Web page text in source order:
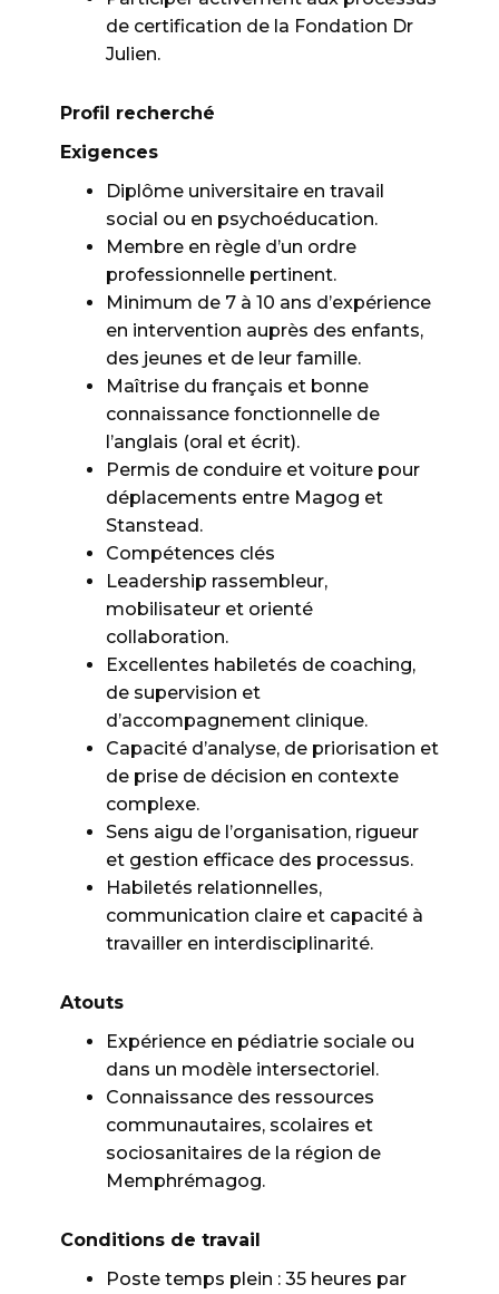
de certification de la Fondation Dr
Julien.
Profil recherché
Exigences
Diplôme universitaire en travail
social ou en psychoéducation.
Membre en règle d’un ordre
professionnelle pertinent.
Minimum de 7 à 10 ans d’expérience
en intervention auprès des enfants,
des jeunes et de leur famille.
Maîtrise du français et bonne
connaissance fonctionnelle de
l’anglais (oral et écrit).
Permis de conduire et voiture pour
déplacements entre Magog et
Stanstead.
Compétences clés
Leadership rassembleur,
mobilisateur et orienté
collaboration.
Excellentes habiletés de coaching,
de supervision et
d’accompagnement clinique.
Capacité d’analyse, de priorisation et
de prise de décision en contexte
complexe.
Sens aigu de l’organisation, rigueur
et gestion efficace des processus.
Habiletés relationnelles,
communication claire et capacité à
travailler en interdisciplinarité.
Atouts
Expérience en pédiatrie sociale ou
dans un modèle intersectoriel.
Connaissance des ressources
communautaires, scolaires et
sociosanitaires de la région de
Memphrémagog.
Conditions de travail
Poste temps plein : 35 heures par